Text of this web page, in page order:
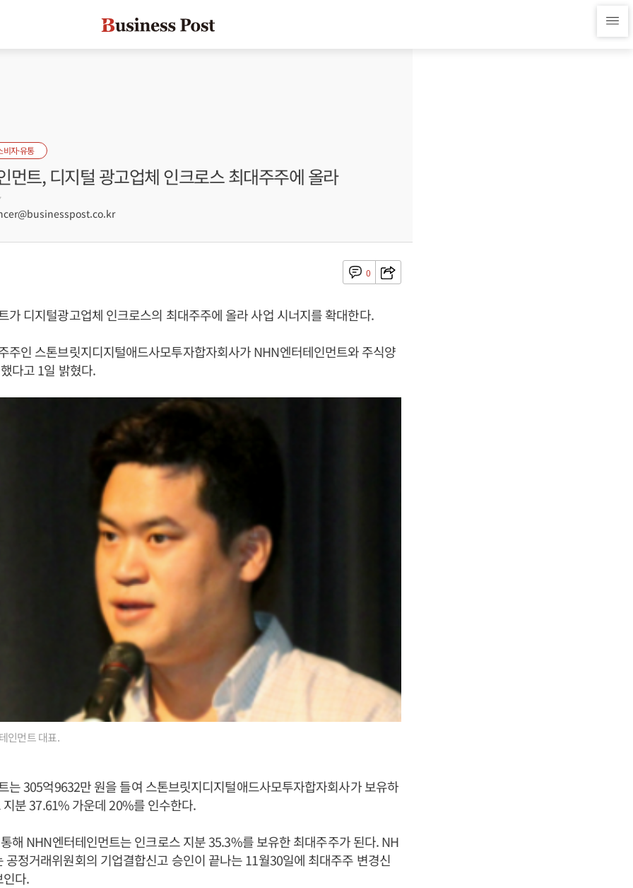
비자·유통
먼트, 디지털 광고업체 인크로스 최대주주에 올라
0
가 디지털광고업체 인크로스의 최대주주에 올라 사업 시너지를 확대한다.
주인 스톤브릿지디지털애드사모투자합자회사가 NHN엔터테인먼트와 주식양
다고 1일 밝혔다.
인먼트 대표.
는 305억9632만 원을 들여 스톤브릿지디지털애드사모투자합자회사가 보유하
분 37.61% 가운데 20%를 인수한다.
해 NHN엔터테인먼트는 인크로스 지분 35.3%를 보유한 최대주주가 된다. NH
공정거래위원회의 기업결합신고 승인이 끝나는 11월30일에 최대주주 변경신
다.